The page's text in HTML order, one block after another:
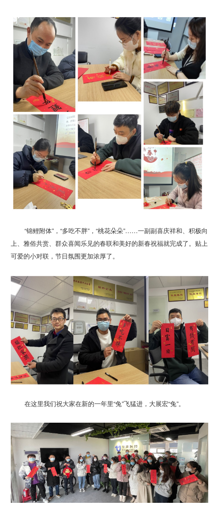
可爱的小对联，节日氛围更加浓厚了。
在这里我们祝大家在新的一年里“兔”飞猛进，大展宏“兔”。